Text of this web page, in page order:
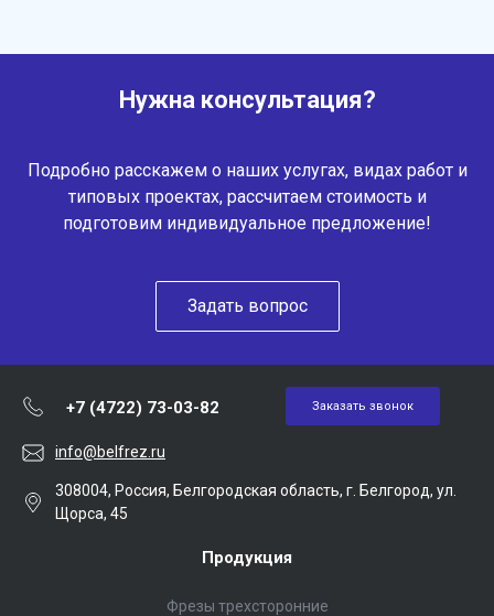
Нужна консультация?
Подробно расскажем о наших услугах, видах работ и
типовых проектах, рассчитаем стоимость и
подготовим индивидуальное предложение!
Задать вопрос
+7 (4722) 73-03-82 Заказать звонок
info@belfrez.ru
308004, Россия, Белгородская область, г. Белгород, ул.
Щорса, 45
Продукция
Фрезы трехсторонние